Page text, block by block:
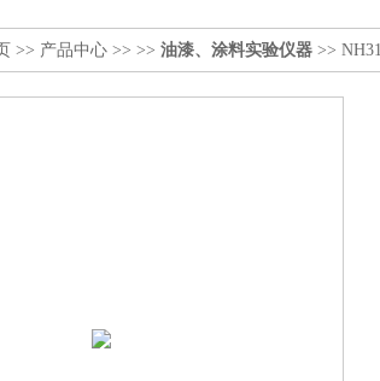
>> 产品中心 >> >> 油漆、涂料实验仪器 >>